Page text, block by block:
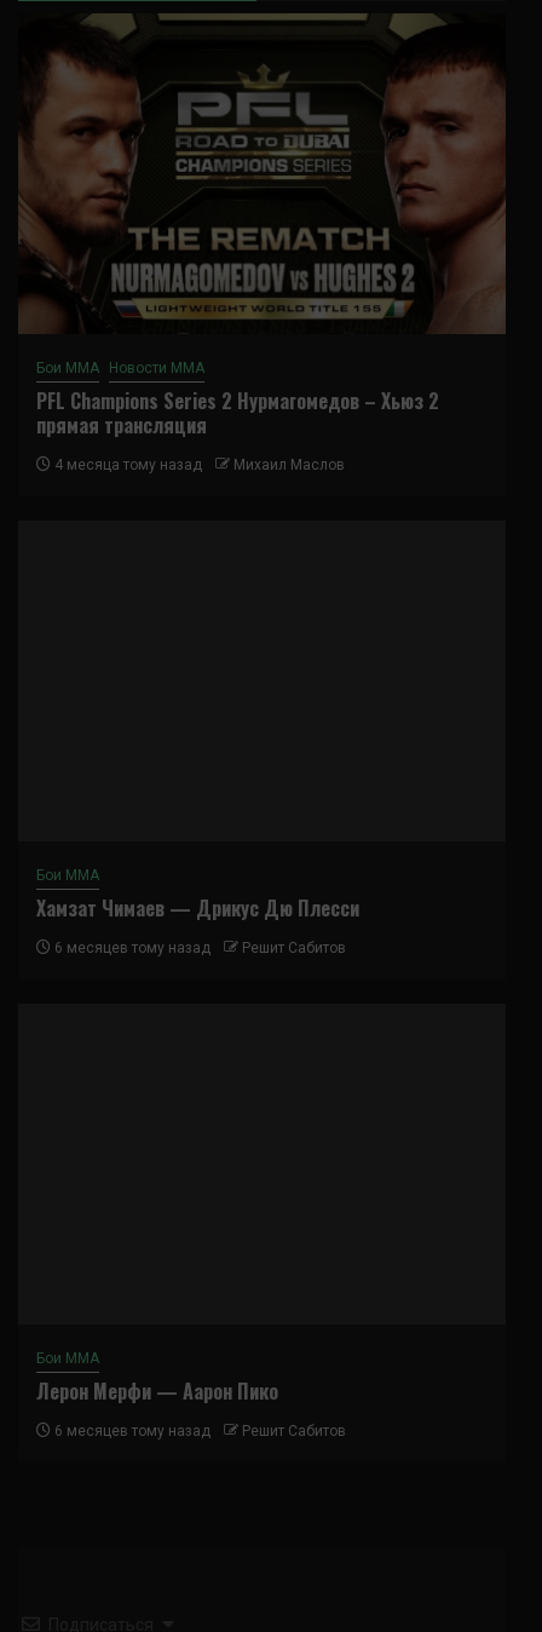
Бои ММА Новости ММА
PFL Champions Series 2 Нурмагомедов – Хьюз 2
прямая трансляция
4 месяца тому назад Михаил Маслов
Бои ММА
Хамзат Чимаев — Дрикус Дю Плесси
6 месяцев тому назад Решит Сабитов
Бои ММА
Лерон Мерфи — Аарон Пико
6 месяцев тому назад Решит Сабитов